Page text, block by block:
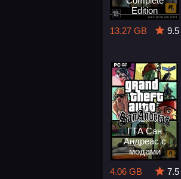
Edition
13.27 GB
9.5
ГТА Сан
Андреас с
модами
4.06 GB
7.5